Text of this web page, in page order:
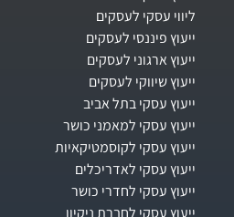
ליווי עסקי לעסקים
ייעוץ פיננסי לעסקים
ייעוץ ארגוני לעסקים
ייעוץ שיווקי לעסקים
ייעוץ עסקי בתל אביב
ייעוץ עסקי למאמני כושר
ייעוץ עסקי לקוסמטיקאיות
ייעוץ עסקי לאדריכלים
ייעוץ עסקי לחדרי כושר
ייעוץ עסקי לחברת ניקיון